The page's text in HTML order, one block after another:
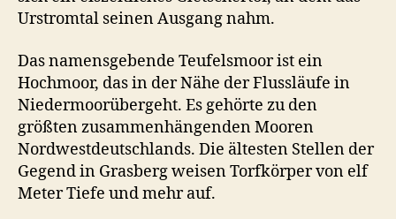
Urstromtal seinen Ausgang nahm.
Das namensgebende Teufelsmoor ist ein
Hochmoor, das in der Nähe der Flussläufe in
Niedermoorübergeht. Es gehörte zu den
größten zusammenhängenden Mooren
Nordwestdeutschlands. Die ältesten Stellen der
Gegend in Grasberg weisen Torfkörper von elf
Meter Tiefe und mehr auf.